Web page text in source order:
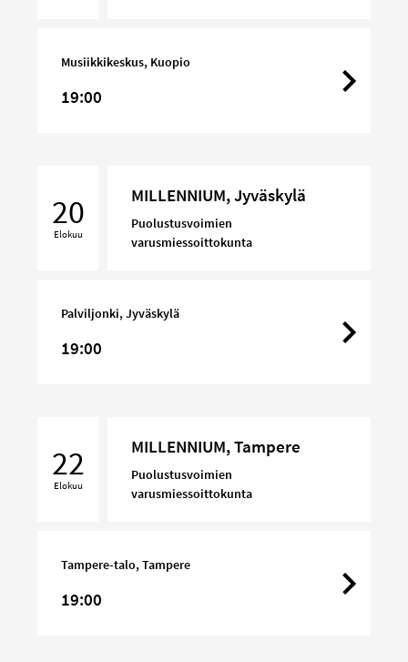
Musiikkikeskus, Kuopio
19:00
Jyväskylä
20
Elokuu
MILLENNIUM, Jyväskylä
Puolustusvoimien
varusmiessoittokunta
Palviljonki, Jyväskylä
19:00
Tampere
22
Elokuu
MILLENNIUM, Tampere
Puolustusvoimien
varusmiessoittokunta
Tampere-talo, Tampere
19:00